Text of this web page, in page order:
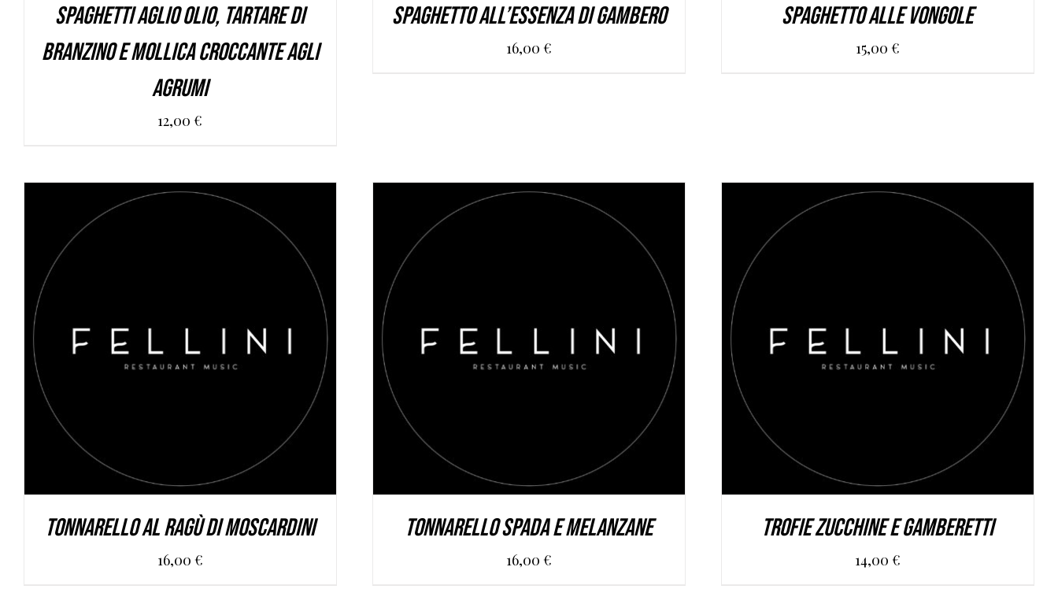
Spaghetti aglio olio, tartare di
branzino e mollica croccante agli
agrumi
12,00€
Spaghetto all’essenza di gambero
16,00 €
Spaghetto alle vongole
15,00 €
AGGIUNGI AL CARRELLO DETAILS
Tonnarello al ragù di moscardini
16,00 €
AGGIUNGI AL CARRELLO DETAILS
Tonnarello spada e melanzane
16,00 €
AGGIUNGI AL CARRELLO DETAILS
Trofie zucchine e gamberetti
14,00 €